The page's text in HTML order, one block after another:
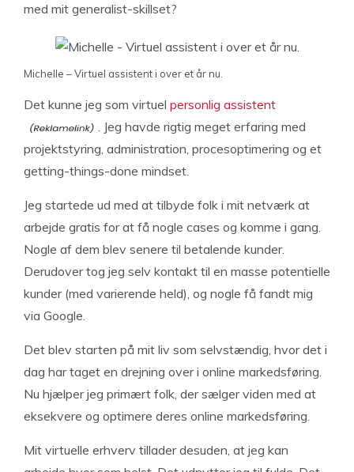
med mit generalist-skillset?
Michelle – Virtuel assistent i over et år nu.
Det kunne jeg som virtuel personlig assistent
. Jeg havde rigtig meget erfaring med
projektstyring, administration, procesoptimering og et
getting-things-done mindset.
Jeg startede ud med at tilbyde folk i mit netværk at
arbejde gratis for at få nogle cases og komme i gang.
Nogle af dem blev senere til betalende kunder.
Derudover tog jeg selv kontakt til en masse potentielle
kunder (med varierende held), og nogle få fandt mig
via Google.
Det blev starten på mit liv som selvstændig, hvor det i
dag har taget en drejning over i online markedsføring.
Nu hjælper jeg primært folk, der sælger viden med at
eksekvere og optimere deres online markedsføring.
Mit virtuelle erhverv tillader desuden, at jeg kan